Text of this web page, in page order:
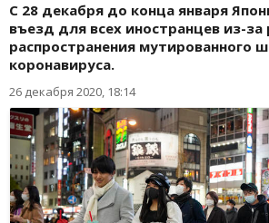
С 28 декабря до конца января
въезд для всех иностранцев из-за
распространения мутированного
коронавируса.
26 декабря 2020, 18:14